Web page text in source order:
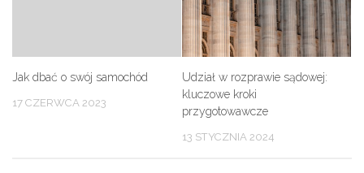
Jak dbać o swój samochód
17 CZERWCA 2023
Udział w rozprawie sądowej:
kluczowe kroki
przygotowawcze
13 STYCZNIA 2024